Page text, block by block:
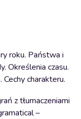
roku. Państwa i
Określenia czasu.
Cechy charakteru.
z tłumaczeniami
–